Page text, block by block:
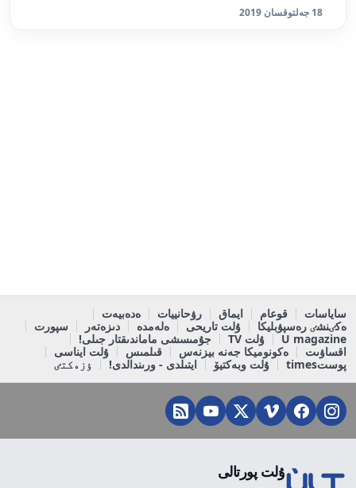
18 جەلتوقسان 2019
ساياسات قوعام ايماق رۋحانييات
ەدەبيەت
ەكٸنشٸ رەسپۋبليكا
ۇلت تاريحى ەلەمدە دىزەتەر
سپورت
U magazine
ۇلت TV
جۇمىسشى ماماندىقتار جىلى!
اقساۋىت
ەكونوميكا جەنە بيزنەس قىلمىس
ۇلت ايناسى
پوستtimes
ۇلت وبەكتيۆ ايتىلدى - ورىندالدى! ٶزەكتٸ
ۇلت پورتالى